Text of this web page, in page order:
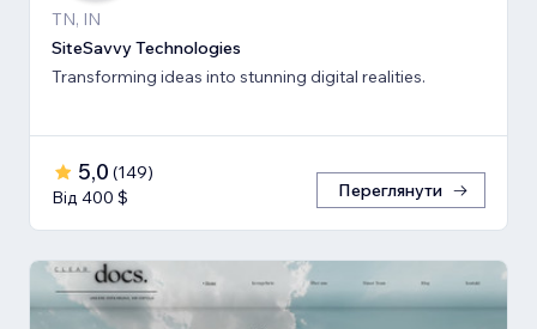
TN, IN
SiteSavvy Technologies
Transforming ideas into stunning digital realities.
5,0 (149)
Від 400 $
Переглянути